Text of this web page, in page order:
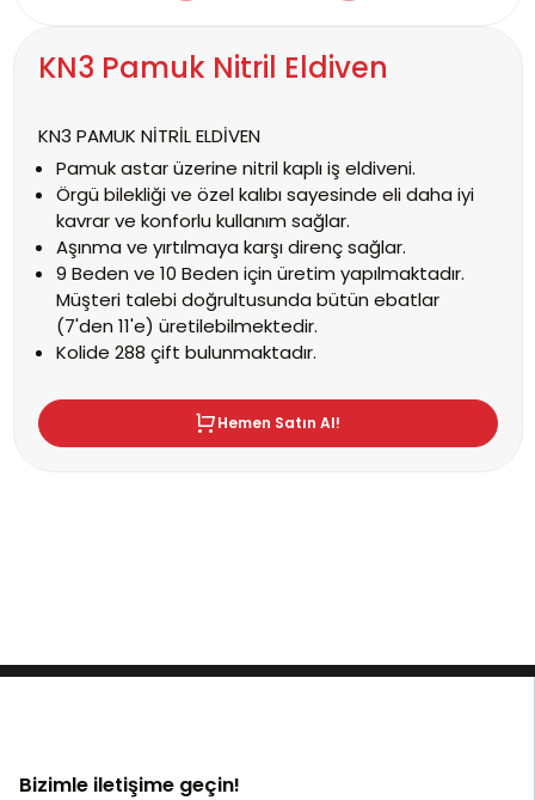
KN3 Pamuk Nitril Eldiven
KN3 PAMUK NİTRİL ELDİVEN
Pamuk astar üzerine nitril kaplı iş eldiveni.
Örgü bilekliği ve özel kalıbı sayesinde eli daha iyi
kavrar ve konforlu kullanım sağlar.
Aşınma ve yırtılmaya karşı direnç sağlar.
9 Beden ve 10 Beden için üretim yapılmaktadır.
Müşteri talebi doğrultusunda bütün ebatlar
(7'den 11'e) üretilebilmektedir.
Kolide 288 çift bulunmaktadır.
Hemen Satın Al!
Bizimle iletişime geçin!